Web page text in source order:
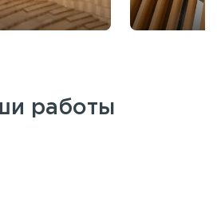
работы